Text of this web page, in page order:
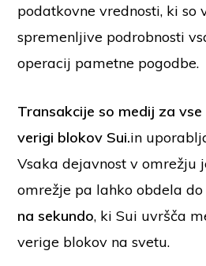
podatkovne vrednosti, ki so
spremenljive podrobnosti
operacij pametne pogodbe.
Transakcije so medij za
verigi blokov Sui.in
Vsaka dejavnost v omrežju
omrežje pa lahko obdela
na sekundo, ki Sui uvršča
verige blokov na svetu.